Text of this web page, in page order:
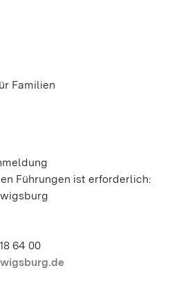
Familien
Führungen ist erforderlich:
64 00